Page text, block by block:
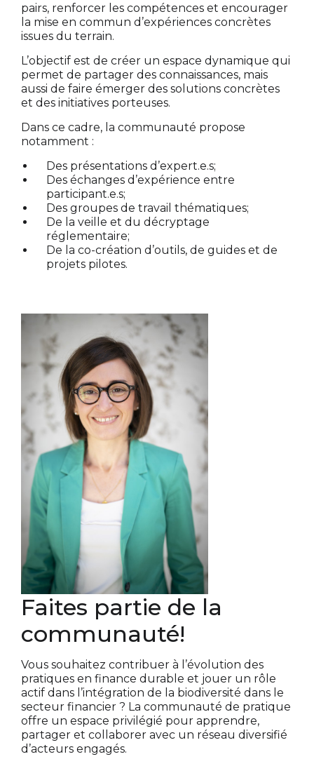
pairs, renforcer les compétences et encourager
la mise en commun d’expériences concrètes
issues du terrain.
L’objectif est de créer un espace dynamique qui
permet de partager des connaissances, mais
aussi de faire émerger des solutions concrètes
et des initiatives porteuses.
Dans ce cadre, la communauté propose
notamment :
Des présentations d’expert.e.s;
Des échanges d’expérience entre
participant.e.s;
Des groupes de travail thématiques;
De la veille et du décryptage
réglementaire;
De la co-création d’outils, de guides et de
projets pilotes.
Faites partie de la
communauté!
Vous souhaitez contribuer à l’évolution des
pratiques en finance durable et jouer un rôle
actif dans l’intégration de la biodiversité dans le
secteur financier ? La communauté de pratique
offre un espace privilégié pour apprendre,
partager et collaborer avec un réseau diversifié
d’acteurs engagés.